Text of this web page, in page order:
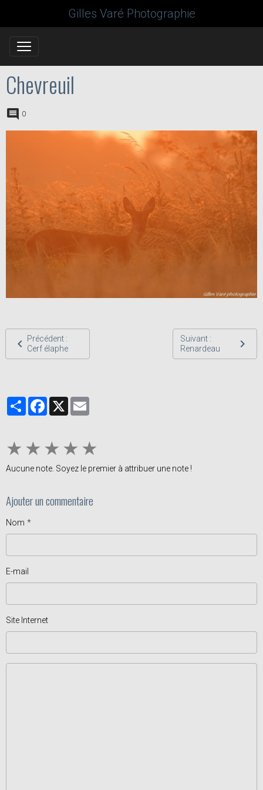
Gilles Varé Photographie
Chevreuil
0
Précédent :
Cerf élaphe
Suivant :
Renardeau
PartagerFacebook
★ ★ ★ ★ ★
Aucune note. Soyez le premier à attribuer une note !
Ajouter un commentaire
Nom
E-mail
Site Internet